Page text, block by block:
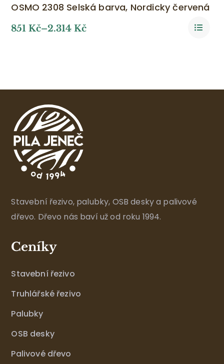
OSMO 2308 Selská barva, Nordicky červená
851Kč–2.314Kč
Stavební řezivo, palubky, OSB desky a palivové
dřevo. Dřevo nás baví už od roku 1994.
Ceníky
Stavební řezivo
Truhlářské řezivo
Palubky
OSB desky
Palivové dřevo